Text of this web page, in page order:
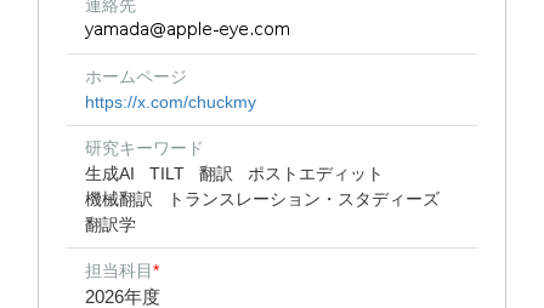
連絡先
ホームページ
https://x.com/chuckmy
研究キーワード
生成AI
TILT 翻訳
ポストエディット
機械翻訳
トランスレーション・スタディーズ
翻訳学
担当科目*
2026年度